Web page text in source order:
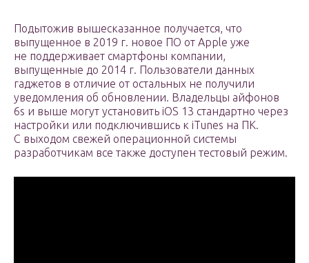
Подытожив вышесказанное получается, что
выпущенное в 2019 г. новое ПО от Apple уже
не поддерживает смартфоны компании,
выпущенные до 2014 г. Пользователи данных
гаджетов в отличие от остальных не получили
уведомления об обновлении. Владельцы айфонов
6s и выше могут установить iOS 13 стандартно через
настройки или подключившись к iTunes на ПК.
С выходом свежей операционной системы
разработчикам все также доступен тестовый режим.